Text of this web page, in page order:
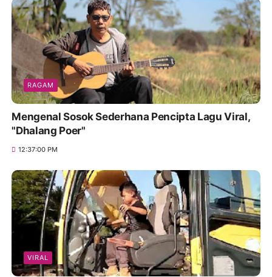
RAGAM
Mengenal Sosok Sederhana Pencipta Lagu Viral,
"Dhalang Poer"
12:37:00 PM
VIRAL